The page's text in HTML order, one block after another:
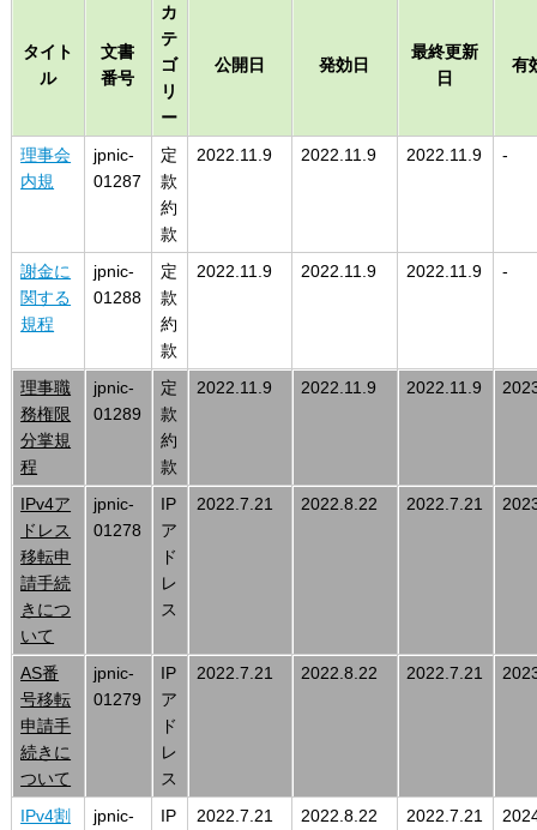
タイト
ル
文書
番号
カ
テ
ゴ
リ
ー
公開日 発効日
最終更新
日
有
理事会
内規
jpnic-
01287
定
款
約
款
2022.11.9 2022.11.9 2022.11.9 -
謝金に
関する
規程
jpnic-
01288
定
款
約
款
2022.11.9 2022.11.9 2022.11.9 -
理事職
務権限
分掌規
程
jpnic-
01289
定
款
約
款
2022.11.9 2022.11.9 2022.11.9
IPv4ア
ドレス
移転申
請手続
きにつ
いて
jpnic-
01278
IP
ア
ド
レ
ス
2022.7.21 2022.8.22 2022.7.21
AS番
号移転
申請手
続きに
ついて
jpnic-
01279
IP
ア
ド
レ
ス
2022.7.21 2022.8.22 2022.7.21
IPv4割
jpnic-
IP
2022.7.21 2022.8.22 2022.7.21